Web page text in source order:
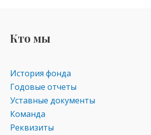
Кто мы
История фонда
Годовые отчеты
Уставные документы
Команда
Реквизиты